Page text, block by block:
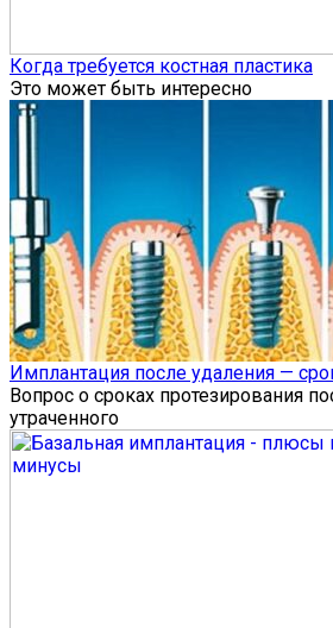
Когда требуется костная пластика
Это может быть интересно
Имплантация после удаления —
Вопрос о сроках протезирования
утраченного